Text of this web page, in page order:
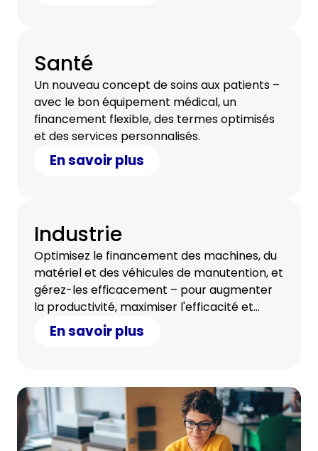
Santé
Un nouveau concept de soins aux patients –
avec le bon équipement médical, un
financement flexible, des termes optimisés
et des services personnalisés.
En savoir plus
Industrie
Optimisez le financement des machines, du
matériel et des véhicules de manutention, et
gérez-les efficacement – pour augmenter
la productivité, maximiser l'efficacité et
réduire les coûts globaux de votre
entreprise.
En savoir plus